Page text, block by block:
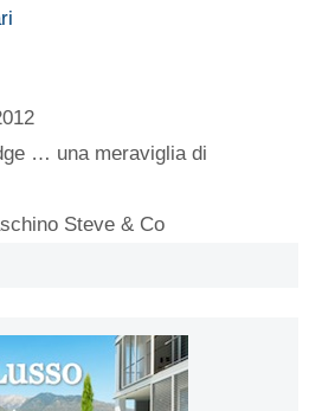
… una meraviglia di
Steve & Co